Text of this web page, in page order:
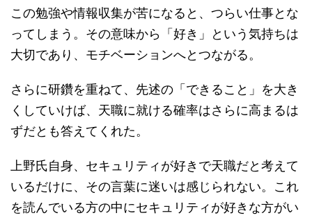
この勉強や情報収集が苦になると、つらい仕事とな
ってしまう。その意味から「好き」という気持ちは
大切であり、モチベーションへとつながる。
さらに研鑽を重ねて、先述の「できること」を大き
くしていけば、天職に就ける確率はさらに高まるは
ずだとも答えてくれた。
上野氏自身、セキュリティが好きで天職だと考えて
いるだけに、その言葉に迷いは感じられない。これ
を読んでいる方の中にセキュリティが好きな方がい